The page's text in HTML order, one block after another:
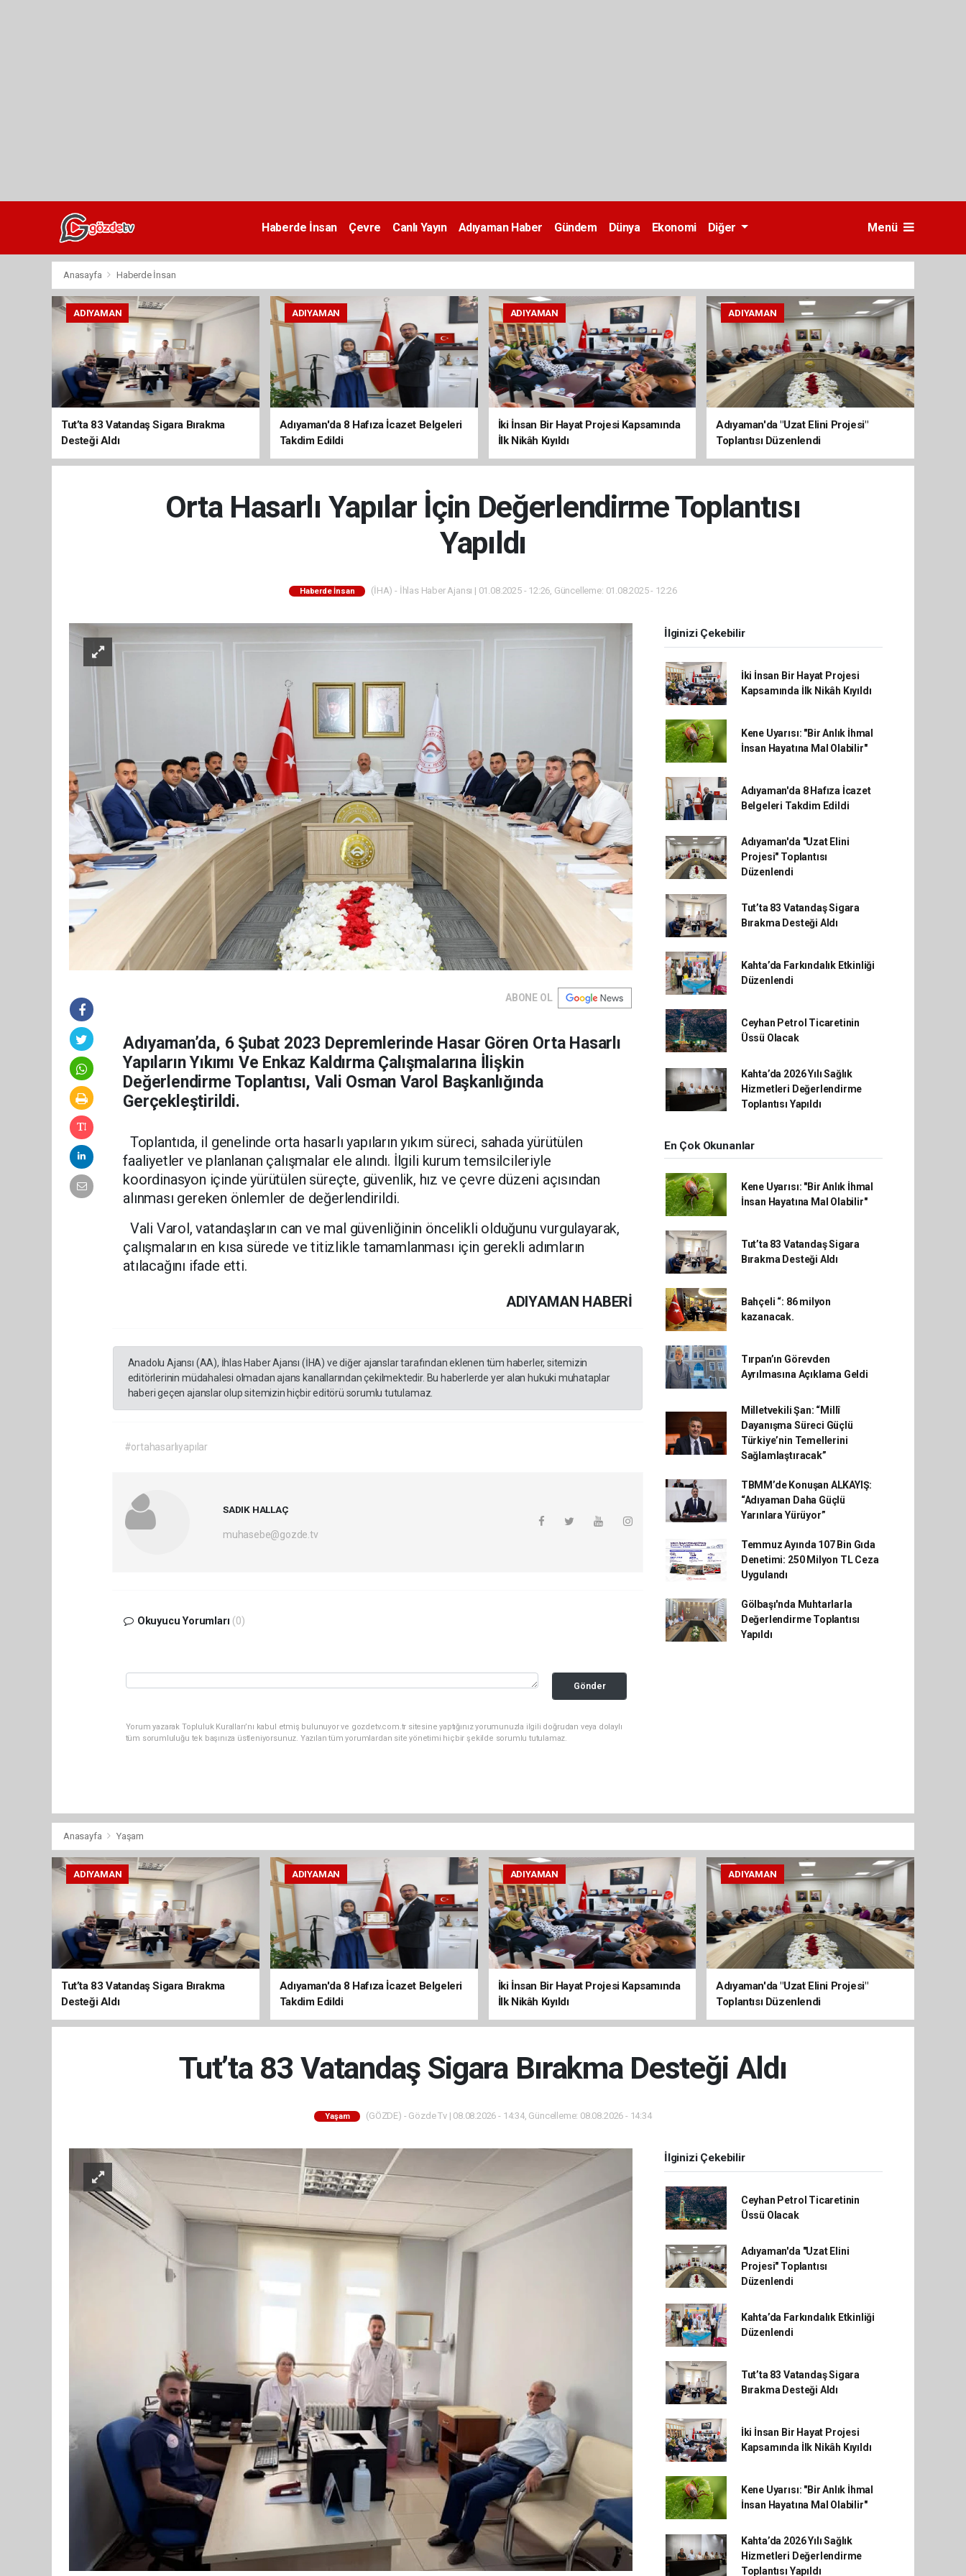
Haberde İnsan Çevre Canlı Yayın Adıyaman Haber Gündem Dünya Ekonomi Diğer Menü
Anasayfa Haberde İnsan
ADIYAMAN
Tut’ta 83 Vatandaş Sigara Bırakma
Desteği Aldı
ADIYAMAN
Adıyaman'da 8 Hafıza İcazet Belgeleri
Takdim Edildi
ADIYAMAN
İki İnsan Bir Hayat Projesi Kapsamında
İlk Nikâh Kıyıldı
ADIYAMAN
Adıyaman'da "Uzat Elini Projesi"
Toplantısı Düzenlendi
Orta Hasarlı Yapılar İçin Değerlendirme Toplantısı
Yapıldı
Haberde İnsan (İHA) - İhlas Haber Ajansı | 01.08.2025 - 12:26, Güncelleme: 01.08.2025 - 12:26
ABONE OL
Adıyaman’da, 6 Şubat 2023 Depremlerinde Hasar Gören Orta Hasarlı
Yapıların Yıkımı Ve Enkaz Kaldırma Çalışmalarına İlişkin
Değerlendirme Toplantısı, Vali Osman Varol Başkanlığında
Gerçekleştirildi.
Toplantıda, il genelinde orta hasarlı yapıların yıkım süreci, sahada yürütülen
faaliyetler ve planlanan çalışmalar ele alındı. İlgili kurum temsilcileriyle
koordinasyon içinde yürütülen süreçte, güvenlik, hız ve çevre düzeni açısından
alınması gereken önlemler de değerlendirildi.
Vali Varol, vatandaşların can ve mal güvenliğinin öncelikli olduğunu vurgulayarak,
çalışmaların en kısa sürede ve titizlikle tamamlanması için gerekli adımların
atılacağını ifade etti.
ADIYAMAN HABERİ
Anadolu Ajansı (AA), İhlas Haber Ajansı (İHA) ve diğer ajanslar tarafından eklenen tüm haberler, sitemizin
editörlerinin müdahalesi olmadan ajans kanallarından çekilmektedir. Bu haberlerde yer alan hukuki muhataplar
haberi geçen ajanslar olup sitemizin hiçbir editörü sorumlu tutulamaz.
#ortahasarlıyapılar
SADIK HALLAÇ
muhasebe@gozde.tv
Okuyucu Yorumları (0)
Gönder
Yorum yazarak Topluluk Kuralları’nı kabul etmiş bulunuyor ve gozdetv.com.tr sitesine yaptığınız yorumunuzla ilgili doğrudan veya dolaylı
tüm sorumluluğu tek başınıza üstleniyorsunuz. Yazılan tüm yorumlardan site yönetimi hiçbir şekilde sorumlu tutulamaz.
İlginizi Çekebilir
İki İnsan Bir Hayat Projesi
Kapsamında İlk Nikâh Kıyıldı
Kene Uyarısı: "Bir Anlık İhmal
İnsan Hayatına Mal Olabilir"
Adıyaman'da 8 Hafıza İcazet
Belgeleri Takdim Edildi
Adıyaman'da "Uzat Elini
Projesi" Toplantısı
Düzenlendi
Tut’ta 83 Vatandaş Sigara
Bırakma Desteği Aldı
Kahta’da Farkındalık Etkinliği
Düzenlendi
Ceyhan Petrol Ticaretinin
Üssü Olacak
Kahta’da 2026 Yılı Sağlık
Hizmetleri Değerlendirme
Toplantısı Yapıldı
En Çok Okunanlar
Kene Uyarısı: "Bir Anlık İhmal
İnsan Hayatına Mal Olabilir"
Tut’ta 83 Vatandaş Sigara
Bırakma Desteği Aldı
Bahçeli “: 86 milyon
kazanacak.
Tırpan’ın Görevden
Ayrılmasına Açıklama Geldi
Milletvekili Şan: “Millî
Dayanışma Süreci Güçlü
Türkiye’nin Temellerini
Sağlamlaştıracak”
TBMM’de Konuşan ALKAYIŞ:
“Adıyaman Daha Güçlü
Yarınlara Yürüyor”
Temmuz Ayında 107 Bin Gıda
Denetimi: 250 Milyon TL Ceza
Uygulandı
Gölbaşı'nda Muhtarlarla
Değerlendirme Toplantısı
Yapıldı
Anasayfa Yaşam
ADIYAMAN
Tut’ta 83 Vatandaş Sigara Bırakma
Desteği Aldı
ADIYAMAN
Adıyaman'da 8 Hafıza İcazet Belgeleri
Takdim Edildi
ADIYAMAN
İki İnsan Bir Hayat Projesi Kapsamında
İlk Nikâh Kıyıldı
ADIYAMAN
Adıyaman'da "Uzat Elini Projesi"
Toplantısı Düzenlendi
Tut’ta 83 Vatandaş Sigara Bırakma Desteği Aldı
Yaşam (GÖZDE) - Gözde Tv | 08.08.2026 - 14:34, Güncelleme: 08.08.2026 - 14:34
İlginizi Çekebilir
Ceyhan Petrol Ticaretinin
Üssü Olacak
Adıyaman'da "Uzat Elini
Projesi" Toplantısı
Düzenlendi
Kahta’da Farkındalık Etkinliği
Düzenlendi
Tut’ta 83 Vatandaş Sigara
Bırakma Desteği Aldı
İki İnsan Bir Hayat Projesi
Kapsamında İlk Nikâh Kıyıldı
Kene Uyarısı: "Bir Anlık İhmal
İnsan Hayatına Mal Olabilir"
Kahta’da 2026 Yılı Sağlık
Hizmetleri Değerlendirme
Toplantısı Yapıldı